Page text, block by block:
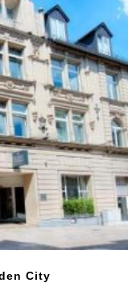
City